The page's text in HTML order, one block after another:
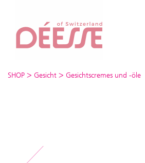
SHOP > Gesicht > Gesichtscremes und -öle